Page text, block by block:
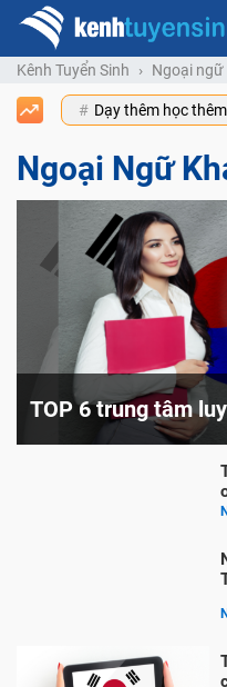
Kênh Tuyển Sinh Ngoại ngữ
Dạy thêm học thêm
Ngoại Ngữ
TOP 6 trung tâm